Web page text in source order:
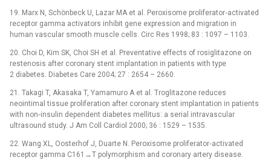
19. Marx N, Schönbeck U, Lazar MA et al. Peroxisome proliferator‑activated
receptor gamma activators inhibit gene expression and migration in
human vascular smooth muscle cells. Circ Res 1998; 83 : 1097 –⁠ 1103.
20. Choi D, Kim SK, Choi SH et al. Preventative effects of rosiglitazone on
restenosis after coronary stent implantation in patients with type
2 diabetes. Diabetes Care 2004; 27 : 2654 –⁠ 2660.
21. Takagi T, Akasaka T, Yamamuro A et al. Troglitazone reduces
neointimal tissue proliferation after coronary stent implantation in patients
with non‑insulin dependent diabetes mellitus: a serial intravascular
ultrasound study. J Am Coll Cardiol 2000; 36 : 1529 –⁠ 1535.
22. Wang XL, Oosterhof J, Duarte N. Peroxisome proliferator‑activated
receptor gamma C161→T polymorphism and coronary artery disease.